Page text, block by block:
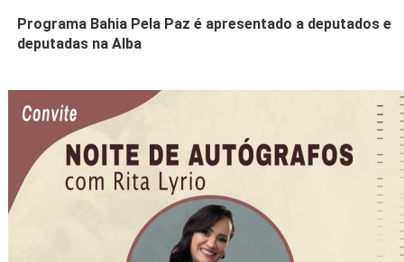
Programa Bahia Pela Paz é apresentado a deputados e
deputadas na Alba